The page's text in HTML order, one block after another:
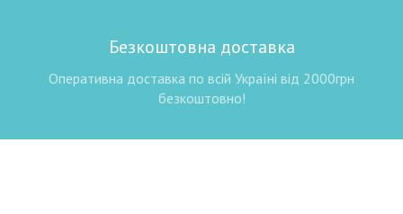
Безкоштовна доставка
Оперативна доставка по всій Україні від 2000грн
безкоштовно!